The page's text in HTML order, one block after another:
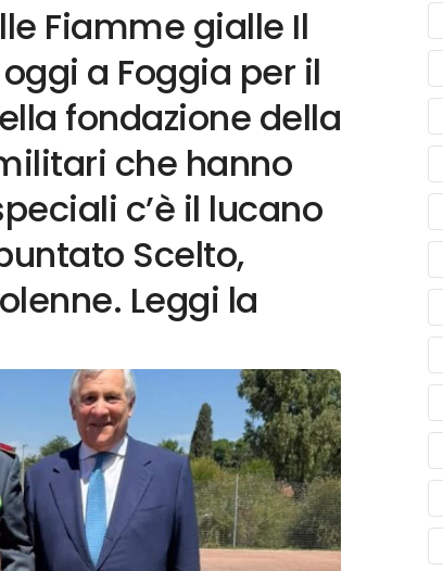
Fiamme gialle Il
a Foggia per il
fondazione della
che hanno
c’è il lucano
Scelto,
Leggi la